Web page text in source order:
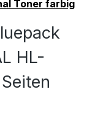
Toner farbig
HL-